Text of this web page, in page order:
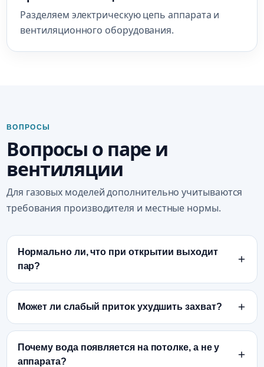
Разделяем электрическую цепь аппарата и
вентиляционного оборудования.
ВОПРОСЫ
Вопросы о паре и
вентиляции
Для газовых моделей дополнительно учитываются
требования производителя и местные нормы.
Нормально ли, что при открытии выходит
пар?
Может ли слабый приток ухудшить захват?
Почему вода появляется на потолке, а не у
аппарата?